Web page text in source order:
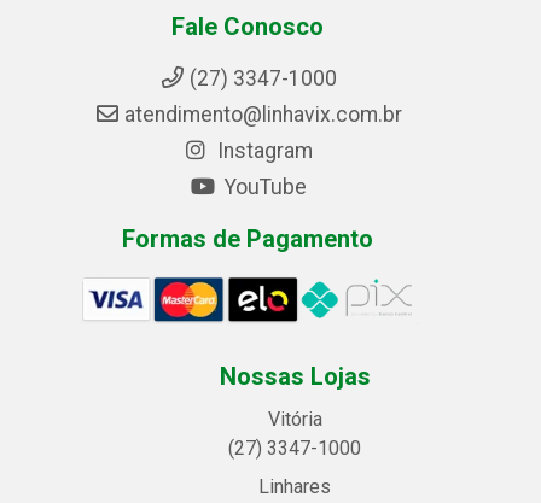
Fale Conosco
(27) 3347-1000
atendimento@linhavix.com.br
Instagram
YouTube
Formas de Pagamento
Nossas Lojas
Vitória
(27) 3347-1000
Linhares